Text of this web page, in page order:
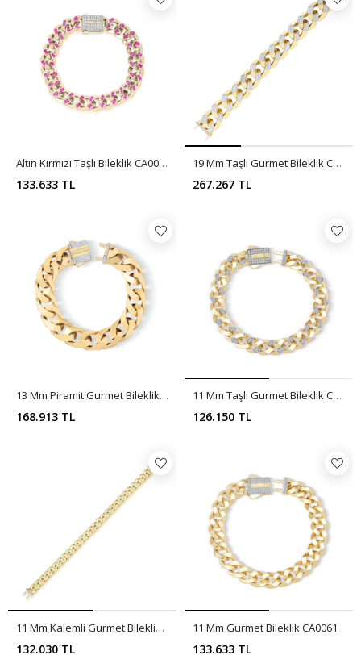
Altın Kırmızı Taşlı Bileklik CA0066
133.633 TL
19 Mm Taşlı Gurmet Bileklik CA0065
267.267 TL
13 Mm Piramit Gurmet Bileklik CA0064
168.913 TL
11 Mm Taşlı Gurmet Bileklik CA0063
126.150 TL
11 Mm Kalemli Gurmet Bileklik CA0062
132.030 TL
11 Mm Gurmet Bileklik CA0061
133.633 TL